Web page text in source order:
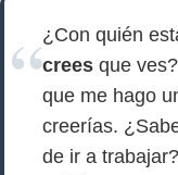
¿Con quién
crees que
que me hago
creerías.
de ir a